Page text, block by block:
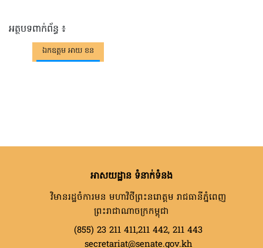
អត្ថបទពាក់ព័ន្ធ ៖
ឯកឧត្តម អាយ ខន
អាសយដ្ឋាន ទំនាក់ទំនង
វិមានរដ្ឋចំការមន មហាវិថីព្រះនរោត្តម រាជធានីភ្នំពេញ
ព្រះរាជាណាចក្រកម្ពុជា
(855) 23 211 411,211 442, 211 443
secretariat@senate.gov.kh